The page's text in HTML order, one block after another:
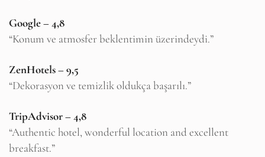
Google – 4,8
“Konum ve atmosfer beklentimin üzerindeydi.”
ZenHotels – 9,5
“Dekorasyon ve temizlik oldukça başarılı.”
TripAdvisor – 4,8
“Authentic hotel, wonderful location and excellent
breakfast.”